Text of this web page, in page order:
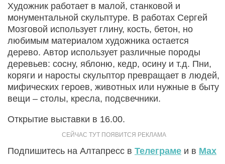
Художник работает в малой, станковой и
монументальной скульптуре. В работах Сергей
Мозговой использует глину, кость, бетон, но
любимым материалом художника остается
дерево. Автор использует различные породы
деревьев: сосну, яблоню, кедр, осину и т.д. Пни,
коряги и наросты скульптор превращает в людей,
мифических героев, животных или нужные в быту
вещи – столы, кресла, подсвечники.
Открытие выставки в 16.00.
Подпишитесь на Алтапресс в Телеграме и в Max